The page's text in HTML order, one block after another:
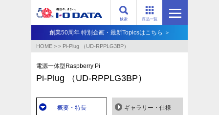
商品一覧
検索
創業50周年 特別企画・最新Topicsはこちら ＞
HOME > > Pi-Plug （UD-RPPLG3BP）
電源一体型Raspberry Pi
Pi-Plug （UD-RPPLG3BP）
概要・特長 ギャラリー・仕様